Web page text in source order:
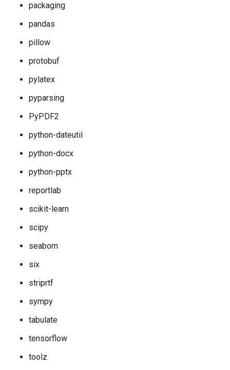
packaging
pandas
pillow
protobuf
pylatex
pyparsing
PyPDF2
python-dateutil
python-docx
python-pptx
reportlab
scikit-learn
scipy
seaborn
six
striprtf
sympy
tabulate
tensorflow
toolz